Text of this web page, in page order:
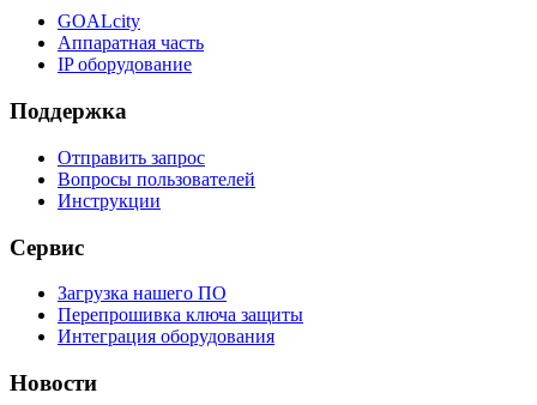
GOALcity
Аппаратная часть
IP оборудование
Поддержка
Отправить запрос
Вопросы пользователей
Инструкции
Сервис
Загрузка нашего ПО
Перепрошивка ключа защиты
Интеграция оборудования
Новости